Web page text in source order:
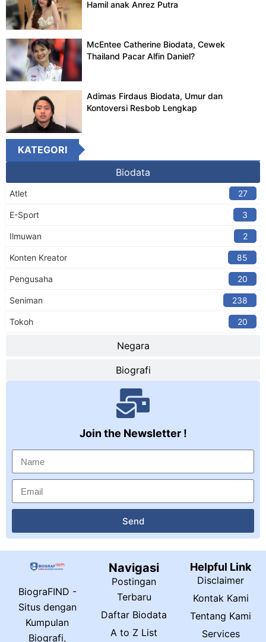
Hamil anak Anrez Putra
McEntee Catherine Biodata, Cewek
Thailand Pacar Alfin Daniel?
Adimas Firdaus Biodata, Umur dan
Kontoversi Resbob Lengkap
KATEGORI
Biodata
Negara
Biografi
Atlet 27
E-Sport 3
Ilmuwan 2
Konten Kreator​ 85
Pengusaha 20
Seniman 238
Tokoh 20
Join the Newsletter !
Send
BiograFIND -
Situs dengan
Kumpulan
Biografi,
Navigasi
Postingan
Terbaru
Daftar Biodata
A to Z List
Helpful Link
Disclaimer
Kontak Kami
Tentang Kami
Services